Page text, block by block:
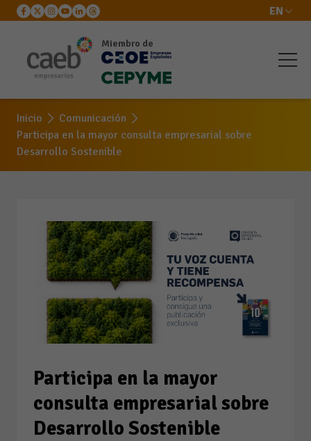
EN
Miembro de
Inicio
Comunicación
Participa en la mayor consulta empresarial sobre
Desarrollo Sostenible
Participa en la mayor
consulta empresarial sobre
Desarrollo Sostenible